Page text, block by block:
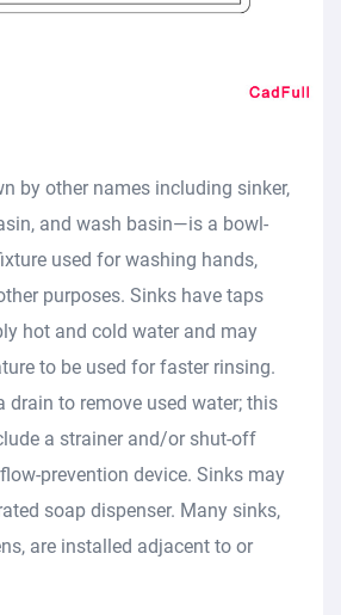
by other names including sinker,
and wash basin—is a bowl-
used for washing hands,
purposes. Sinks have taps
hot and cold water and may
to be used for faster rinsing.
drain to remove used water; this
a strainer and/or shut-off
prevention device. Sinks may
soap dispenser. Many sinks,
are installed adjacent to or